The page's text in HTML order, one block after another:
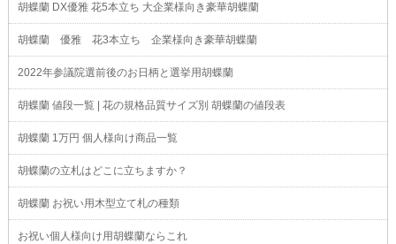
胡蝶蘭 DX優雅 花5本立ち 大企業様向き豪華胡蝶蘭
胡蝶蘭 優雅 花3本立ち 企業様向き豪華胡蝶蘭
2022年参議院選前後のお日柄と選挙用胡蝶蘭
胡蝶蘭 値段一覧 | 花の規格品質サイズ別 胡蝶蘭の値段表
胡蝶蘭 1万円 個人様向け商品一覧
胡蝶蘭の立札はどこに立ちますか？
胡蝶蘭 お祝い用木型立て札の種類
お祝い個人様向け用胡蝶蘭ならこれ